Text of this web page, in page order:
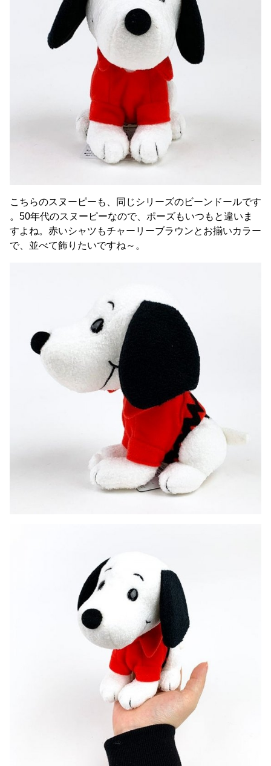
こちらのスヌーピーも、同じシリーズのビーンドールです
。50年代のスヌーピーなので、ポーズもいつもと違いま
すよね。赤いシャツもチャーリーブラウンとお揃いカラー
で、並べて飾りたいですね～。